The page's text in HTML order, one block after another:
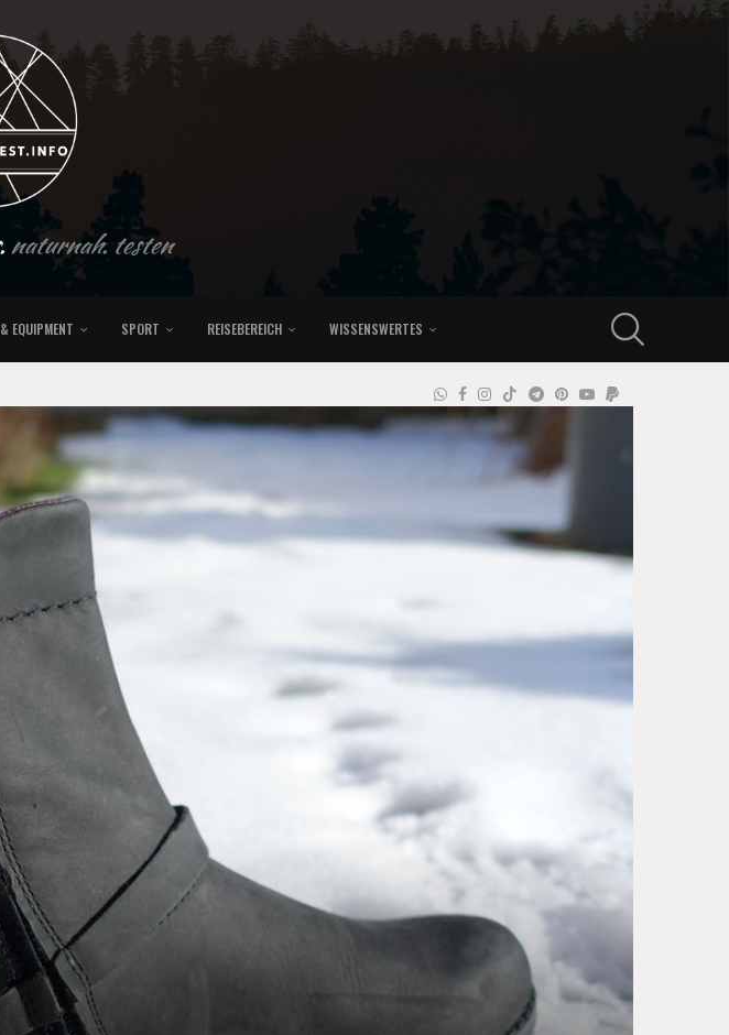
naturnah. testen
EQUIPMENT SPORT REISEBEREICH WISSENSWERTES